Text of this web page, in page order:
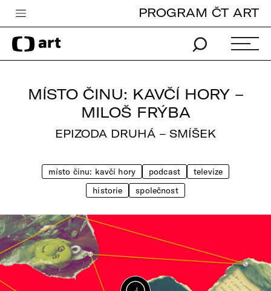
Česká televize
Zpravodajství
TV program
PROGRAM ČT ART
MÍSTO ČINU: KAVČÍ HORY –
MILOŠ FRÝBA
EPIZODA DRUHÁ – SMÍŠEK
místo činu: kavčí hory podcast
televize
historie
společnost